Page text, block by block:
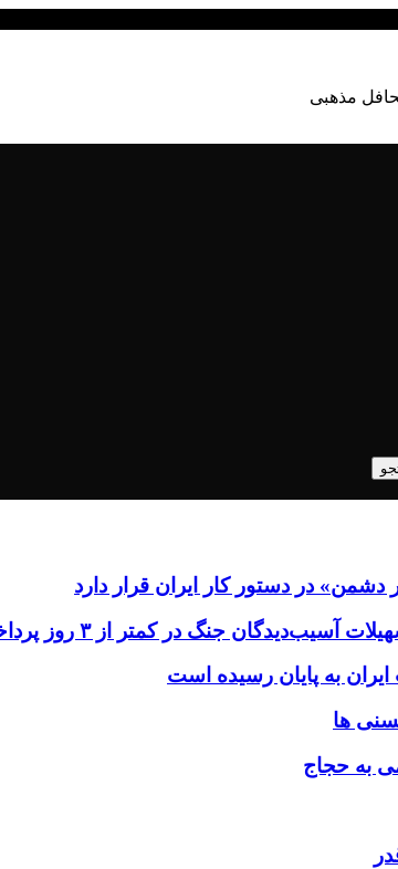
مذهبی
در دستور کار ایران قرار دارد
جنگ در کمتر از ۳ روز پرداخت شد*
به پایان رسیده است
ها
به حجاج